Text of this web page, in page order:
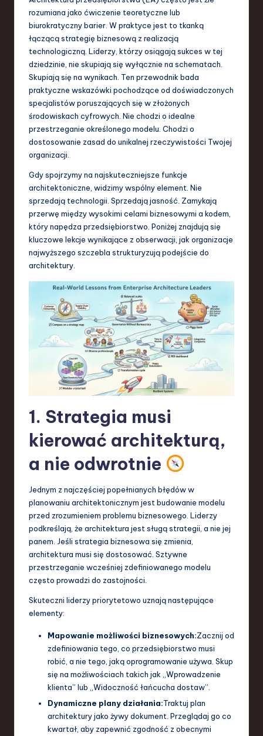
L
T
d
in
w
d
rozumiana jako ćwiczenie teoretyczne lub
biurokratyczny barier. W praktyce jest to tkanką
łączącą strategię biznesową z realizacją
technologiczną. Liderzy, którzy osiągają sukces w tej
dziedzinie, nie skupiają się wyłącznie na schematach.
Skupiają się na wynikach. Ten przewodnik bada
praktyczne wskazówki pochodzące od doświadczonych
specjalistów poruszających się w złożonych
środowiskach cyfrowych. Nie chodzi o idealne
przestrzeganie określonego modelu. Chodzi o
dostosowanie zasad do unikalnej rzeczywistości Twojej
organizacji.
Gdy spojrzymy na najskuteczniejsze funkcje
architektoniczne, widzimy wspólny element. Nie
sprzedają technologii. Sprzedają jasność. Zamykają
przerwę między wysokimi celami biznesowymi a kodem,
który napędza przedsiębiorstwo. Poniżej znajdują się
kluczowe lekcje wynikające z obserwacji, jak organizacje
najwyższego szczebla strukturyzują podejście do
architektury.
1. Strategia musi
kierować architekturą,
a nie odwrotnie
Jednym z najczęściej popełnianych błędów w
planowaniu architektonicznym jest budowanie modelu
przed zrozumieniem problemu biznesowego. Liderzy
podkreślają, że architektura jest sługą strategii, a nie jej
panem. Jeśli strategia biznesowa się zmienia,
architektura musi się dostosować. Sztywne
przestrzeganie wcześniej zdefiniowanego modelu
często prowadzi do zastojności.
Skuteczni liderzy priorytetowo uznają następujące
elementy:
Mapowanie możliwości biznesowych:Zacznij od
zdefiniowania tego, co przedsiębiorstwo musi
robić, a nie tego, jaką oprogramowanie używa. Skup
się na możliwościach takich jak „Wprowadzenie
klienta” lub „Widoczność łańcucha dostaw”.
Dynamiczne plany działania:Traktuj plan
architektury jako żywy dokument. Przeglądaj go co
kwartał, aby zapewnić zgodność z obecnymi